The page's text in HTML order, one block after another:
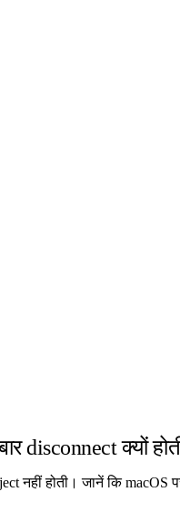
disconnect क्यों
नहीं होती। जानें कि